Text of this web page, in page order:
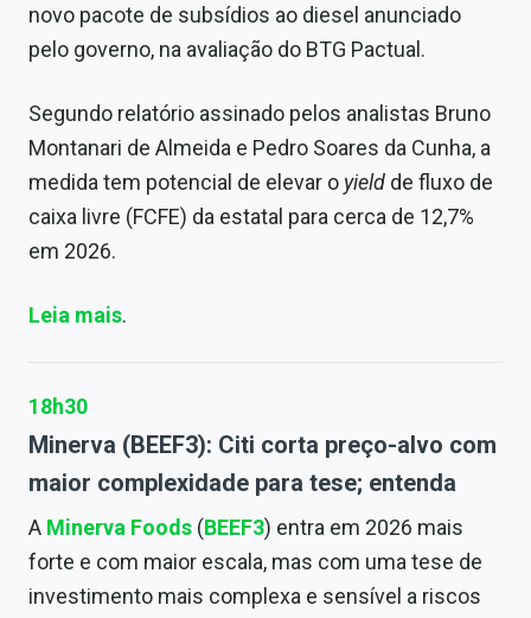
novo pacote de subsídios ao diesel anunciado
pelo governo, na avaliação do BTG Pactual.
Segundo relatório assinado pelos analistas Bruno
Montanari de Almeida e Pedro Soares da Cunha, a
medida tem potencial de elevar o yield de fluxo de
caixa livre (FCFE) da estatal para cerca de 12,7%
em 2026.
Leia mais.
18h30
Minerva (BEEF3): Citi corta preço-alvo com
maior complexidade para tese; entenda
A Minerva Foods (BEEF3) entra em 2026 mais
forte e com maior escala, mas com uma tese de
investimento mais complexa e sensível a riscos